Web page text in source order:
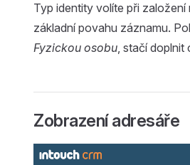
Typ identity volíte při
základní povahu záznamu.
Fyzickou osobu, stačí doplnit
Zobrazení adresáře